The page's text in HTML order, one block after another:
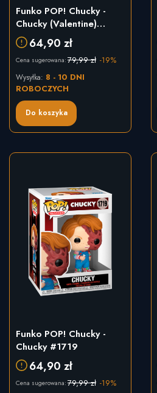
Funko POP! Chucky -
Chucky (Valentine)
#172664,90 zł
Cena sugerowana: 79,99 zł -19%
Do koszyka
Wysyłka: 8 - 10 DNI
ROBOCZYCH
Funko POP! Chucky -
Chucky #1719
64,90 zł
Cena sugerowana: 79,99 zł -19%